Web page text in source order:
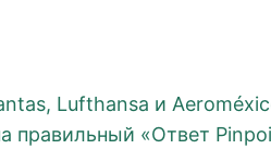
Lufthansa и
«Ответ